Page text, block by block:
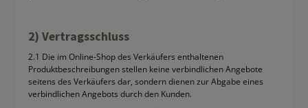
2) Vertragsschluss
2.1 Die im Online-Shop des Verkäufers enthaltenen
Produktbeschreibungen stellen keine verbindlichen Angebote
seitens des Verkäufers dar, sondern dienen zur Abgabe eines
verbindlichen Angebots durch den Kunden.